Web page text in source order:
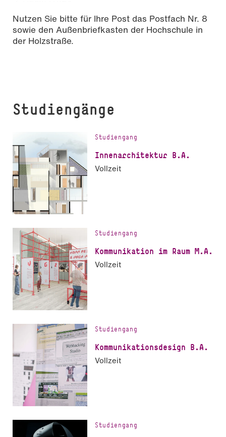
Nutzen Sie bitte für Ihre Post das Postfach Nr. 8
sowie den Außenbriefkasten der Hochschule in
der Holzstraße.
Studiengänge
Studiengang
In­nen­ar­chi­tek­tur B.A.
Vollzeit
Studiengang
Kommunikation im Raum M.A.
Vollzeit
Studiengang
Kom­mu­ni­ka­ti­ons­de­sign B.A.
Vollzeit
Studiengang